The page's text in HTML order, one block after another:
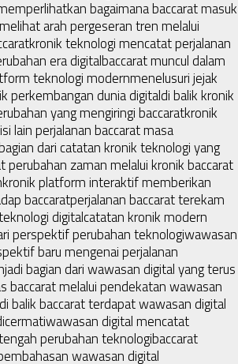
bagaimana baccarat masuk
melihat arah pergeseran tren melalui
kronik teknologi mencatat perjalanan
era digitalbaccarat muncul dalam
teknologi modernmenelusuri jejak
perkembangan dunia digitaldi balik kronik
yang mengiringi baccaratkronik
lain perjalanan baccarat masa
dari catatan kronik teknologi yang
perubahan zaman melalui kronik baccarat
kronik platform interaktif memberikan
baccaratperjalanan baccarat terekam
digitalcatatan kronik modern
perspektif perubahan teknologiwawasan
baru mengenai perjalanan
bagian dari wawasan digital yang terus
baccarat melalui pendekatan wawasan
di balik baccarat terdapat wawasan digital
wawasan digital mencatat
perubahan teknologibaccarat
wawasan digital